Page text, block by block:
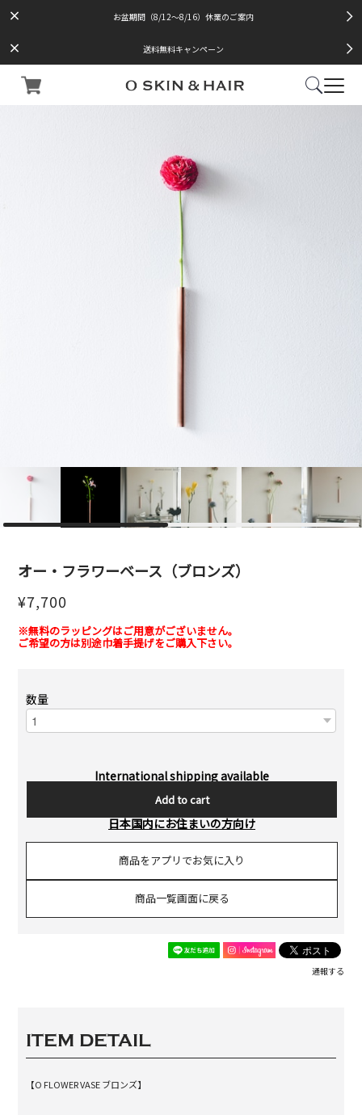
お盆期間（8/12～8/16）休業のご案内
送料無料キャンペーン
オー・フラワーベース（ブロンズ）
¥7,700
※無料のラッピングはご用意がございません。
ご希望の方は別途巾着手提げをご購入下さい。
数量
商品一覧画面に戻る
商品をアプリでお気に入り
International shipping available
Add to cart
日本国内にお住まいの方向け
通報する
ITEM DETAIL
【O FLOWER VASE ブロンズ】